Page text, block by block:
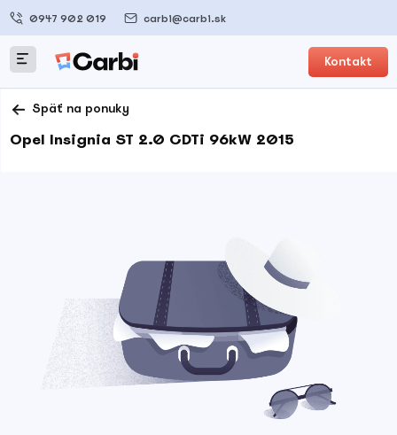
0947 902 019 carbi@carbi.sk
Kontakt
Späť na ponuky
Opel Insignia ST 2.0 CDTi 96kW 2015